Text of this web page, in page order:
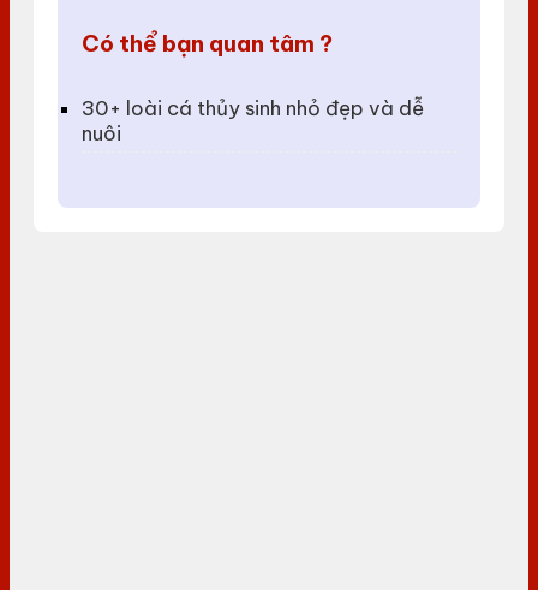
Có thể bạn quan tâm ?
30+ loài cá thủy sinh nhỏ đẹp và dễ
nuôi